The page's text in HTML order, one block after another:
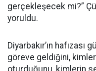
gerçekleşecek mi?”
yoruldu.
Diyarbakır’ın
göreve geldiğini,
oturduğunu, kimlerin